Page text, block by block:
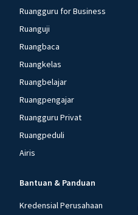
Ruangguru for Business
Ruanguji
Ruangbaca
Ruangkelas
Ruangbelajar
Ruangpengajar
Ruangguru Privat
Ruangpeduli
Airis
Bantuan & Panduan
Kredensial Perusahaan